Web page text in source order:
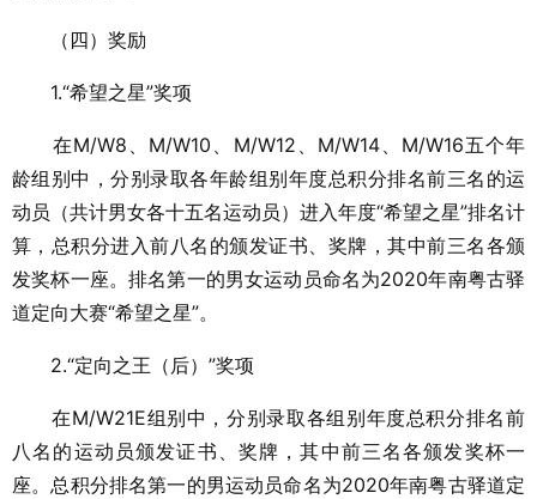
（四）奖励
1.“希望之星”奖项
在M/W8、M/W10、M/W12、M/W14、M/W16五个年
龄组别中，分别录取各年龄组别年度总积分排名前三名的运
动员（共计男女各十五名运动员）进入年度“希望之星”排名计
算，总积分进入前八名的颁发证书、奖牌，其中前三名各颁
发奖杯一座。排名第一的男女运动员命名为2020年南粤古驿
道定向大赛“希望之星”。
2.“定向之王（后）”奖项
在M/W21E组别中，分别录取各组别年度总积分排名前
八名的运动员颁发证书、奖牌，其中前三名各颁发奖杯一
座。总积分排名第一的男运动员命名为2020年南粤古驿道定